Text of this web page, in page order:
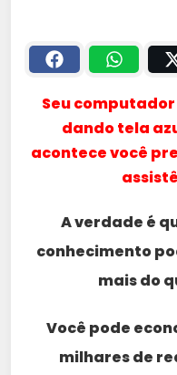
Seu
dando tela
acontece você
A verdade é
conhecimento
mais do
Você pode
milhares de